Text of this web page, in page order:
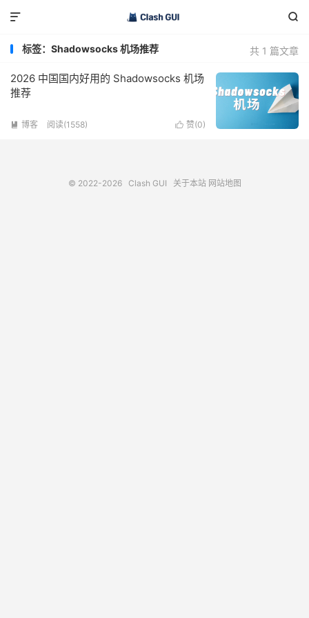


共 1 篇文章
标签：Shadowsocks 机场推荐
2026 中国国内好用的 Shadowsocks 机场
推荐
 赞(0)
 博客 阅读(1558)
© 2022-2026 Clash GUI 关于本站 网站地图